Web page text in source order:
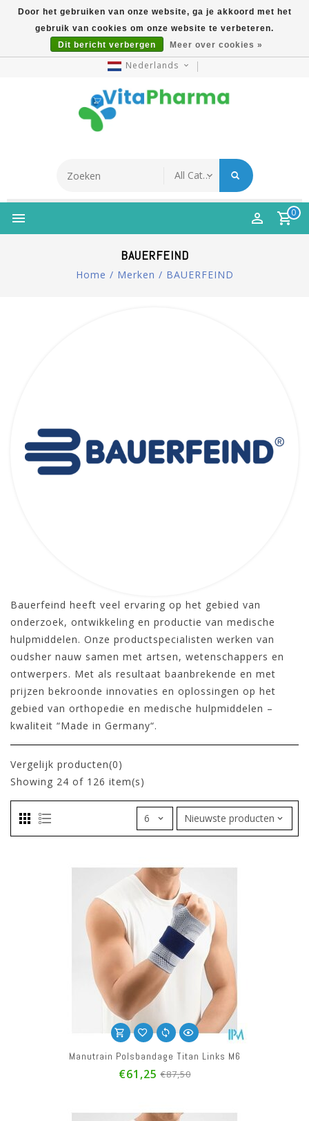
5% Korting Na Aanmelding Op Nieuwsbrief | Gratis
Verzending Vanaf €49 | Online Sinds 2007
Nederlands
0
BAUERFEIND
Home / Merken / BAUERFEIND
Bauerfeind heeft veel ervaring op het gebied van
onderzoek, ontwikkeling en productie van medische
hulpmiddelen. Onze productspecialisten werken van
oudsher nauw samen met artsen, wetenschappers en
ontwerpers. Met als resultaat baanbrekende en met
prijzen bekroonde innovaties en oplossingen op het
gebied van orthopedie en medische hulpmiddelen –
kwaliteit “Made in Germany“.
Vergelijk producten(0)
Showing 24 of 126 item(s)
Manutrain Polsbandage Titan Links M6
€61,25 €87,50
Door het gebruiken van onze website, ga je akkoord met het
gebruik van cookies om onze website te verbeteren.
Dit bericht verbergen
Meer over cookies »